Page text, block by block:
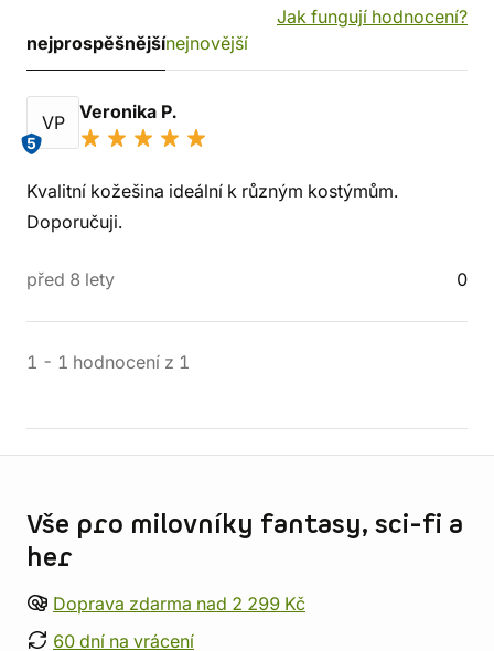
Jak fungují hodnocení?
nejprospěšnějšínejnovější
VP
5
Veronika P.
Kvalitní kožešina ideální k různým kostýmům.
Doporučuji.
před 8 lety 0
1 - 1 hodnocení z 1
Vše pro milovníky fantasy, sci-fi a
her
Doprava zdarma nad 2 299 Kč
60 dní na vrácení